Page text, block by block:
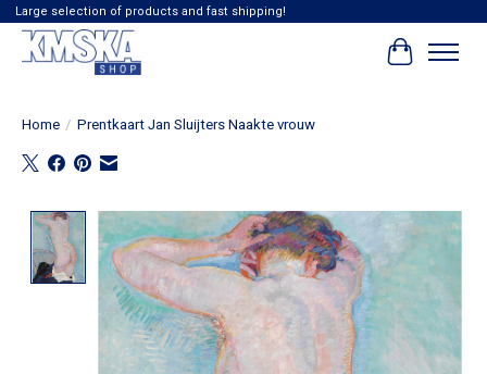
Large selection of products and fast shipping!
Home / Prentkaart Jan Sluijters Naakte vrouw
Product image slideshow Items